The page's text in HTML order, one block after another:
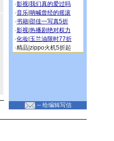
·影视 我们真的爱过吗
·音乐 呐喊曾经的摇滚
·书籍 邵佳一写真5折
·影视 热播剧绝对权力
·化妆 玉兰油限时77折
·精品 zippo火机5折起
-- 给编辑写信